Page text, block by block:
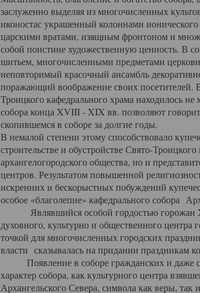
заслуженно выделяя из многочисленных
иконостас украшенный колоннами
царскими вратами, изящным фронтоном и
собой поистине художественную ценность. В
шитьем, многочисленными предметами
неповторимый красочный ансамбль
поражающий воображение своих посетителей.
Троицкого кафедрального храма находилось
собора конца XVIII - XIX вв. позволяют
скопившемся в соборе за долгие годы.
В немалой степени этому способствовало
строительстве и обустройстве Свято-
архангелогородского общества, но и
центров. Результатом повышенной
искренних и бескорыстных побуждений
особое «благолепие» кафедрального собора
Являвшийся особой гордостью горожан
духовного, культурно и общественного
точкой для многочисленных городских
власти сказывалась на придании праздникам
Появление в соборе гражданских и даже
характер собора, как культурного центра
Архангельского Севера, символа как веры, так